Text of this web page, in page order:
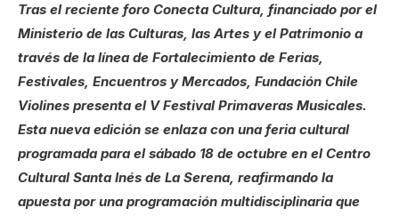
Tras el reciente foro Conecta Cultura, financiado por el
Ministerio de las Culturas, las Artes y el Patrimonio a
través de la línea de Fortalecimiento de Ferias,
Festivales, Encuentros y Mercados, Fundación Chile
Violines presenta el V Festival Primaveras Musicales.
Esta nueva edición se enlaza con una feria cultural
programada para el sábado 18 de octubre en el Centro
Cultural Santa Inés de La Serena, reafirmando la
apuesta por una programación multidisciplinaria que